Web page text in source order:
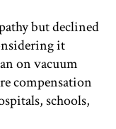
but declined
it
on vacuum
compensation
schools,